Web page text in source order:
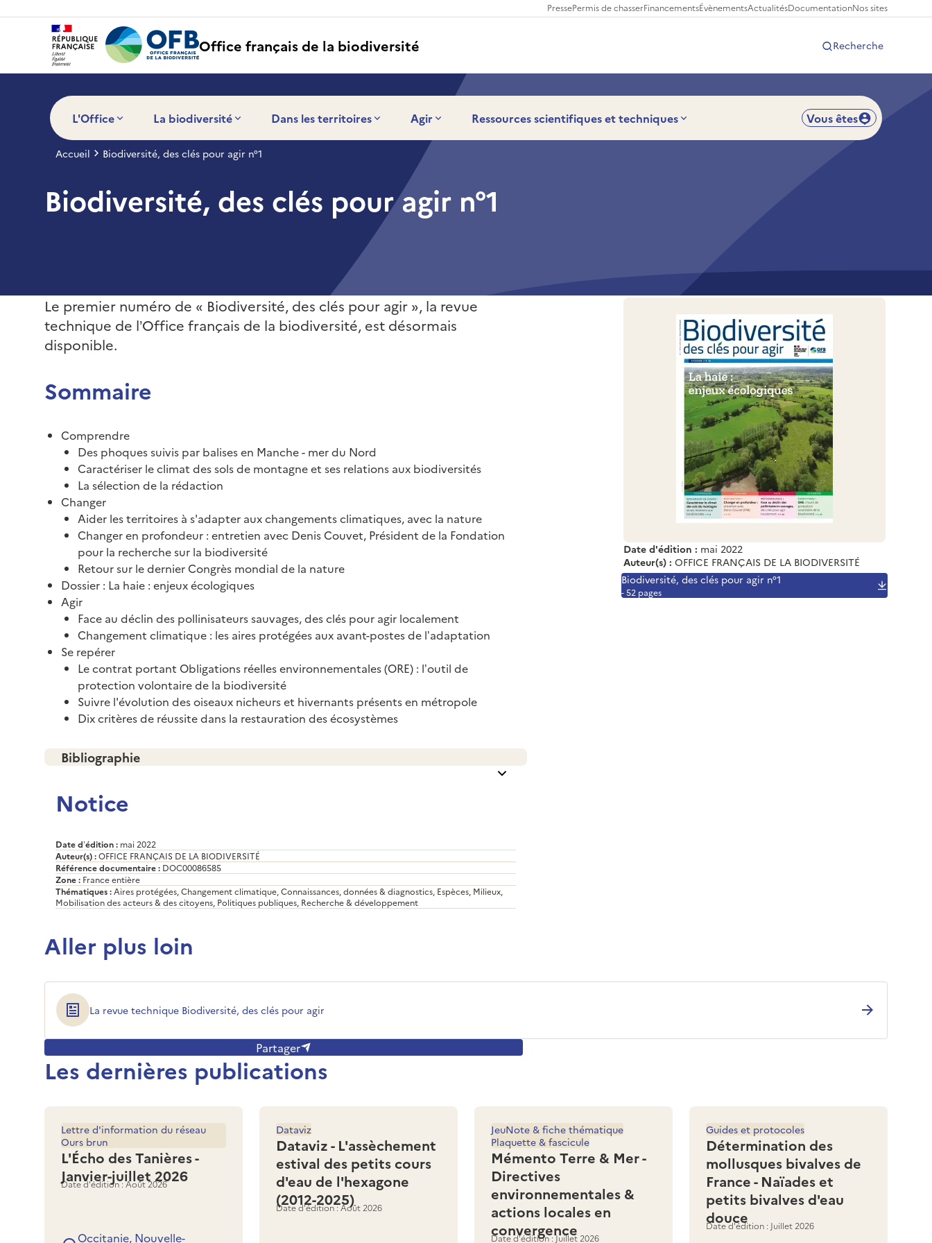
PressePermis de chasserFinancementsÉvènementsActualitésDocumentationNos sites
Office français de la biodiversité Recherche
L'Office La biodiversité Dans les territoires Agir Ressources scientifiques et techniques Vous êtes
Accueil Biodiversité, des clés pour agir n°1
Biodiversité, des clés pour agir n°1
Le premier numéro de « Biodiversité, des clés pour agir », la revue
technique de l’Office français de la biodiversité, est désormais
disponible.
Date d'édition : mai 2022
Auteur(s) : OFFICE FRANÇAIS DE LA BIODIVERSITÉ
Biodiversité, des clés pour agir n°1
- 52 pages
Sommaire
Comprendre
Des phoques suivis par balises en Manche - mer du Nord
Caractériser le climat des sols de montagne et ses relations aux biodiversités
La sélection de la rédaction
Changer
Aider les territoires à s'adapter aux changements climatiques, avec la nature
Changer en profondeur : entretien avec Denis Couvet, Président de la Fondation
pour la recherche sur la biodiversité
Retour sur le dernier Congrès mondial de la nature
Dossier : La haie : enjeux écologiques
Agir
Face au déclin des pollinisateurs sauvages, des clés pour agir localement
Changement climatique : les aires protégées aux avant-postes de l’adaptation
Se repérer
Le contrat portant Obligations réelles environnementales (ORE) : l’outil de
protection volontaire de la biodiversité
Suivre l'évolution des oiseaux nicheurs et hivernants présents en métropole
Dix critères de réussite dans la restauration des écosystèmes
Bibliographie
Notice
Date d’édition : mai 2022
Auteur(s) :OFFICE FRANÇAIS DE LA BIODIVERSITÉ
Référence documentaire : DOC00086585
Zone : France entière
Thématiques :Aires protégées, Changement climatique, Connaissances, données & diagnostics, Espèces, Milieux,
Mobilisation des acteurs & des citoyens, Politiques publiques, Recherche & développement
Aller plus loin
La revue technique Biodiversité, des clés pour agir
Partager
Les dernières publications
L'Écho des Tanières -
Janvier-juillet 2026
Lettre d'information du réseau
Ours brun
Date d'édition : Août 2026
Occitanie, Nouvelle-
Dataviz - L'assèchement
estival des petits cours
d'eau de l'hexagone
(2012-2025)
Dataviz
Date d'édition : Août 2026
Mémento Terre & Mer -
Directives
environnementales &
actions locales en
convergence
JeuNote & fiche thématique
Plaquette & fascicule
Date d'édition : Juillet 2026
Détermination des
mollusques bivalves de
France - Naïades et
petits bivalves d'eau
douce
Guides et protocoles
Date d'édition : Juillet 2026